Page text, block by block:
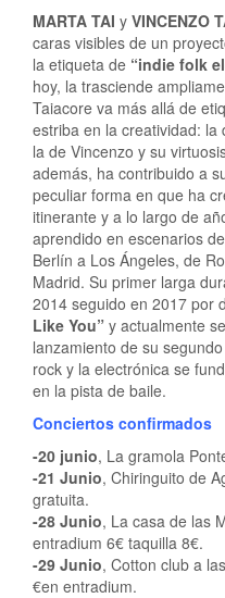
MARTA TAI y VINCENZO
caras visibles de un
la etiqueta de “indie folk
hoy, la trasciende
Taiacore va más allá de
estriba en la creatividad:
la de Vincenzo y su
además, ha contribuido a
peculiar forma en que ha
itinerante y a lo largo de
aprendido en escenarios
Berlín a Los Ángeles, de
Madrid. Su primer larga
2014 seguido en 2017 por
Like You” y actualmente
lanzamiento de su
rock y la electrónica se
en la pista de baile.
Conciertos confirmados
-20 junio, La gramola
-21 Junio, Chiringuito de
gratuita.
-28 Junio, La casa de las
entradium 6€ taquilla 8€.
-29 Junio, Cotton club a
€en entradium.